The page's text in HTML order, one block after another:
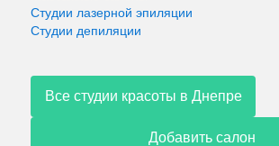
Студии лазерной эпиляции
Студии депиляции
Все студии красоты в Днепре
Добавить салон